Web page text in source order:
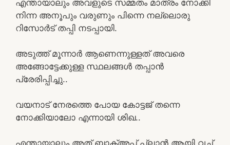
എന്തായാലും അവളുടെ സമ്മതം മാത്രം നോക്കി
നിന്ന അനൂപും വരുണും പിന്നെ നല്ലൊരു
റിസോർട് തപ്പി നടപ്പായി.
അടുത്ത് മൂന്നാർ ആണെന്നുള്ളത് അവരെ
അങ്ങോട്ടേക്കുള്ള സ്ഥലങ്ങൾ തപ്പാൻ
പ്രേരിപ്പിച്ചു..
വയനാട് നേരത്തെ പോയ കോട്ടജ് തന്നെ
നോക്കിയാലോ എന്നായി ശിഖ..
എന്തായാലും അത് ബാക്അപ്പ് പ്ലാൻ ആയി വച്ച്